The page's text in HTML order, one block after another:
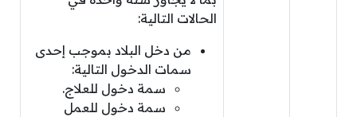
الحالات التالية:
من دخل البلاد بموجب إحدى
سمات الدخول التالية:
سمة دخول للعلاج.
سمة دخول للعمل